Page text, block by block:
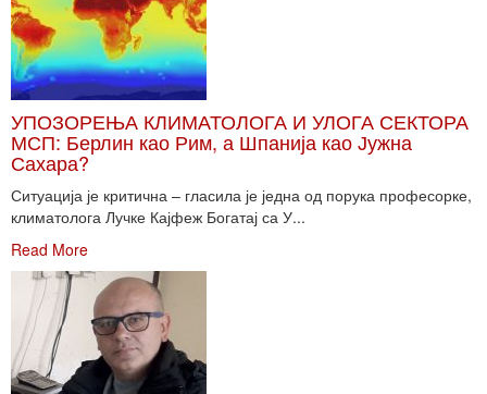
УПОЗОРЕЊА КЛИМАТОЛОГА И УЛОГА СЕКТОРА
МСП: Берлин као Рим, а Шпанија као Јужна
Сахара?
Ситуација је критична – гласила је једна од порука професорке,
климатолога Лучке Кајфеж Богатај са У...
Read More